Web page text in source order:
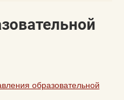
образовательной